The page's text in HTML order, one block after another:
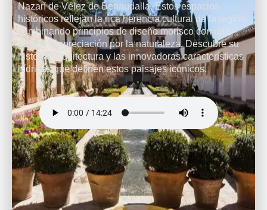
Nazarí de Vélez de Benaudalla. Estos espacios
históricos reflejan la rica herencia cultural de la región,
combinando principios de diseño morisco con una
profunda apreciación por la naturaleza. Descubre su
historia, arquitectura y las innovadoras características
hídricas que definen estos paisajes icónicos.